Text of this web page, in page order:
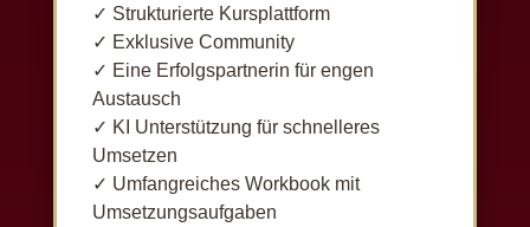
✓ Strukturierte Kursplattform
✓ Exklusive Community
✓ Eine Erfolgspartnerin für engen
Austausch
✓ KI Unterstützung für schnelleres
Umsetzen
✓ Umfangreiches Workbook mit
Umsetzungsaufgaben